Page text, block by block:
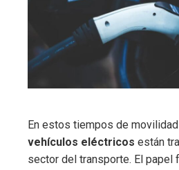
En estos tiempos de
vehículos eléctricos están
sector del transporte. El papel